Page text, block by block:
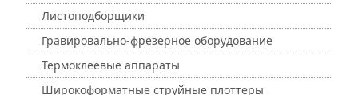
Листоподборщики
Гравировально-фрезерное оборудование
Термоклеевые аппараты
Широкоформатные струйные плоттеры